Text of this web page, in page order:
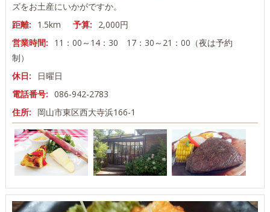
ズをお土産にいかがですか。
距離:
1.5km 予算:
2,000円
営業時間:
11：00～14：30 17：30～21：00（夜は予約
制）
休日:
日曜日
電話番号: 086-942-2783
住所:
岡山市東区西大寺浜166-1